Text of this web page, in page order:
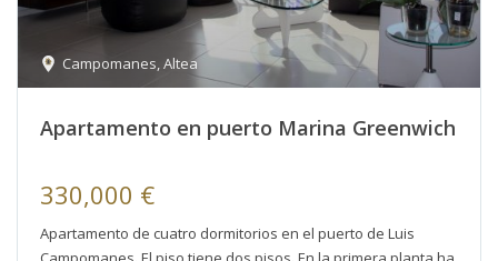
Campomanes,Altea
Apartamento en puerto Marina Greenwich
330,000 €
Apartamento de cuatro dormitorios en el puerto de Luis